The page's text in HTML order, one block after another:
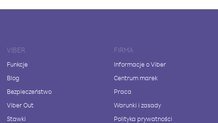
VIBER
Funkcje
Blog
Bezpieczeństwo
Viber Out
Stawki
FIRMA
Informacje o Viber
Centrum marek
Praca
Warunki i zasady
Polityka prywatności